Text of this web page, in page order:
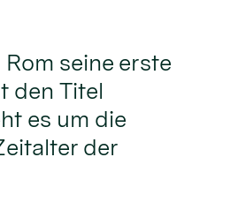
seine erste
den Titel
es um die
der